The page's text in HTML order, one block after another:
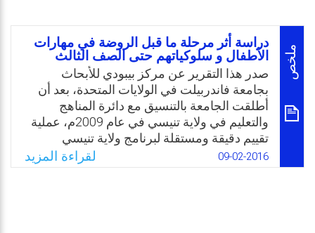
ملخص
دراسة أثر مرحلة ما قبل الروضة في مهارات
الأطفال و سلوكياتهم حتى الصف الثالث
صدر هذا التقرير عن مركز بيبودي للأبحاث
بجامعة فاندربيلت في الولايات المتحدة، بعد أن
أطلقت الجامعة بالتنسيق مع دائرة المناهج
والتعليم في ولاية تنيسي في عام 2009م، عملية
تقييم دقيقة ومستقلة لبرنامج ولاية تنيسي
التطوعي لمرحلة ما قبل الروضة (TN-VPK).
ويعدُّ هذا البرنامج جدول أعمال ليوم كامل
09-02-2016 لقراءة المزيد